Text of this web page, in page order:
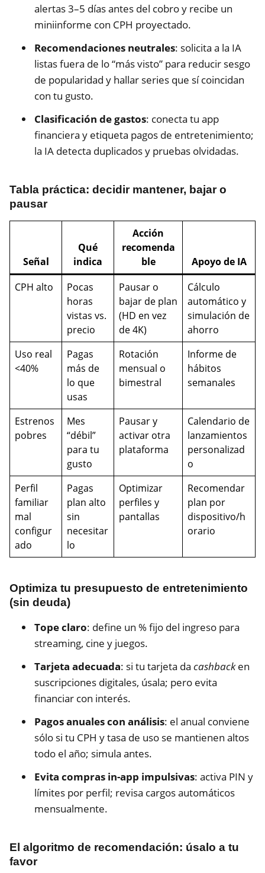
alertas 3–5 días antes del cobro y recibe un
miniinforme con CPH proyectado.
Recomendaciones neutrales: solicita a la IA
listas fuera de lo “más visto” para reducir sesgo
de popularidad y hallar series que sí coincidan
con tu gusto.
Clasificación de gastos: conecta tu app
financiera y etiqueta pagos de entretenimiento;
la IA detecta duplicados y pruebas olvidadas.
Tabla práctica: decidir mantener, bajar o
pausar
Señal
Qué
indica
Acción
recomenda
ble
Apoyo de IA
CPH alto
Pocas
horas
vistas vs.
precio
Pausar o
bajar de plan
(HD en vez
de 4K)
Cálculo
automático y
simulación de
ahorro
Uso real
<40%
Pagas
más de
lo que
usas
Rotación
mensual o
bimestral
Informe de
hábitos
semanales
Estrenos
pobres
Mes
“débil”
para tu
gusto
Pausar y
activar otra
plataforma
Calendario de
lanzamientos
personalizad
o
Perfil
familiar
mal
configur
ado
Pagas
plan alto
sin
necesitar
lo
Optimizar
perfiles y
pantallas
Recomendar
plan por
dispositivo/h
orario
Optimiza tu presupuesto de entretenimiento
(sin deuda)
Tope claro: define un % fijo del ingreso para
streaming, cine y juegos.
Tarjeta adecuada: si tu tarjeta da cashbacken
suscripciones digitales, úsala; pero evita
financiar con interés.
Pagos anuales con análisis: el anual conviene
sólo si tu CPH y tasa de uso se mantienen altos
todo el año; simula antes.
Evita compras in-app impulsivas: activa PIN y
límites por perfil; revisa cargos automáticos
mensualmente.
El algoritmo de recomendación: úsalo a tu
favor